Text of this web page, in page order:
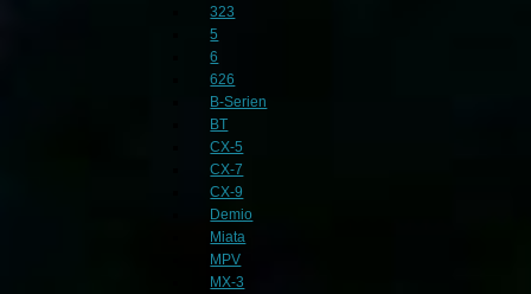
323
5
6
626
B-Serien
BT
CX-5
CX-7
CX-9
Demio
Miata
MPV
MX-3